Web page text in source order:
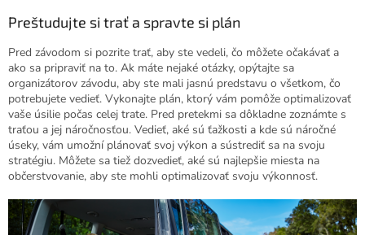
Preštudujte si trať a spravte si plán
Pred závodom si pozrite trať, aby ste vedeli, čo môžete očakávať a
ako sa pripraviť na to. Ak máte nejaké otázky, opýtajte sa
organizátorov závodu, aby ste mali jasnú predstavu o všetkom, čo
potrebujete vedieť. Vykonajte plán, ktorý vám pomôže optimalizovať
vaše úsilie počas celej trate. Pred pretekmi sa dôkladne zoznámte s
traťou a jej náročnosťou. Vedieť, aké sú ťažkosti a kde sú náročné
úseky, vám umožní plánovať svoj výkon a sústrediť sa na svoju
stratégiu. Môžete sa tiež dozvedieť, aké sú najlepšie miesta na
občerstvovanie, aby ste mohli optimalizovať svoju výkonnosť.